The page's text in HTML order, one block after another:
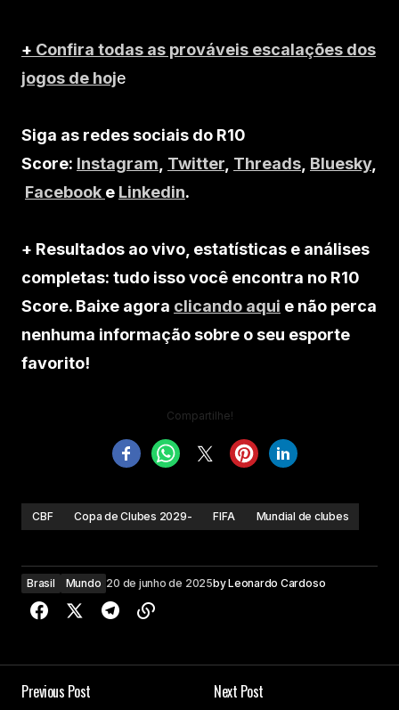
+ Confira todas as prováveis escalações dos
jogos de hoje
Siga as redes sociais do R10
Score: Instagram Twitter Threads Bluesky,
Facebook e Linkedin.
+ Resultados ao vivo, estatísticas e análises
completas: tudo isso você encontra no R10
Score. Baixe agora clicando aqui e não perca
nenhuma informação sobre o seu esporte
favorito!
Compartilhe!
CBF Copa de Clubes 2029- FIFA Mundial de clubes
Brasil Mundo 20 de junho de 2025byLeonardo Cardoso
Previous Post
Next Post